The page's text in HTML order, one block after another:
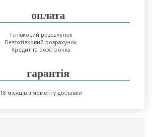
оплата
Готівковий розрахунок
Безготівковий розрахунок
Кредит та розстрочка
гарантія
18 місяців з моменту доставки